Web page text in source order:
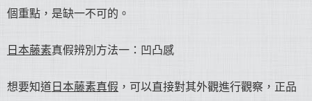
個重點，是缺一不可的。
日本藤素真假辨別方法一：凹凸感
想要知道 日本藤素真假 ，可以直接對其外觀進行觀察，正品